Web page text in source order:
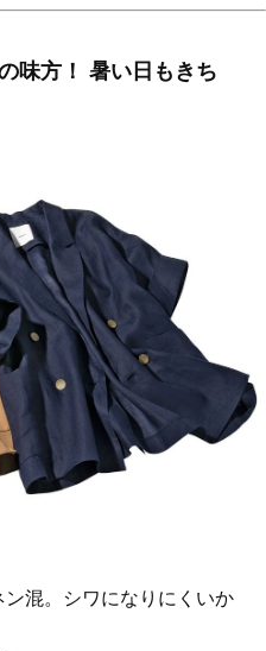
味方！ 暑い日もきち
混。シワになりにくいか